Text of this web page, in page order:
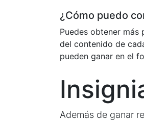
¿Cómo puedo
Puedes obtener
del contenido de
pueden ganar en el
Además de ganar